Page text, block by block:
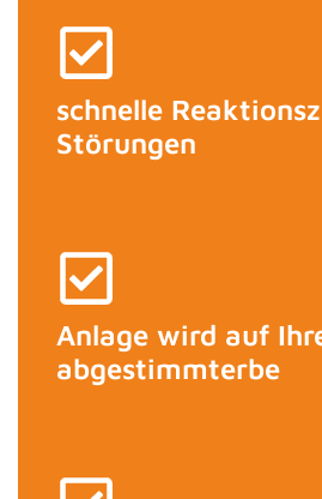
schnelle
Störungen
Anlage wird auf
abgestimmterbe